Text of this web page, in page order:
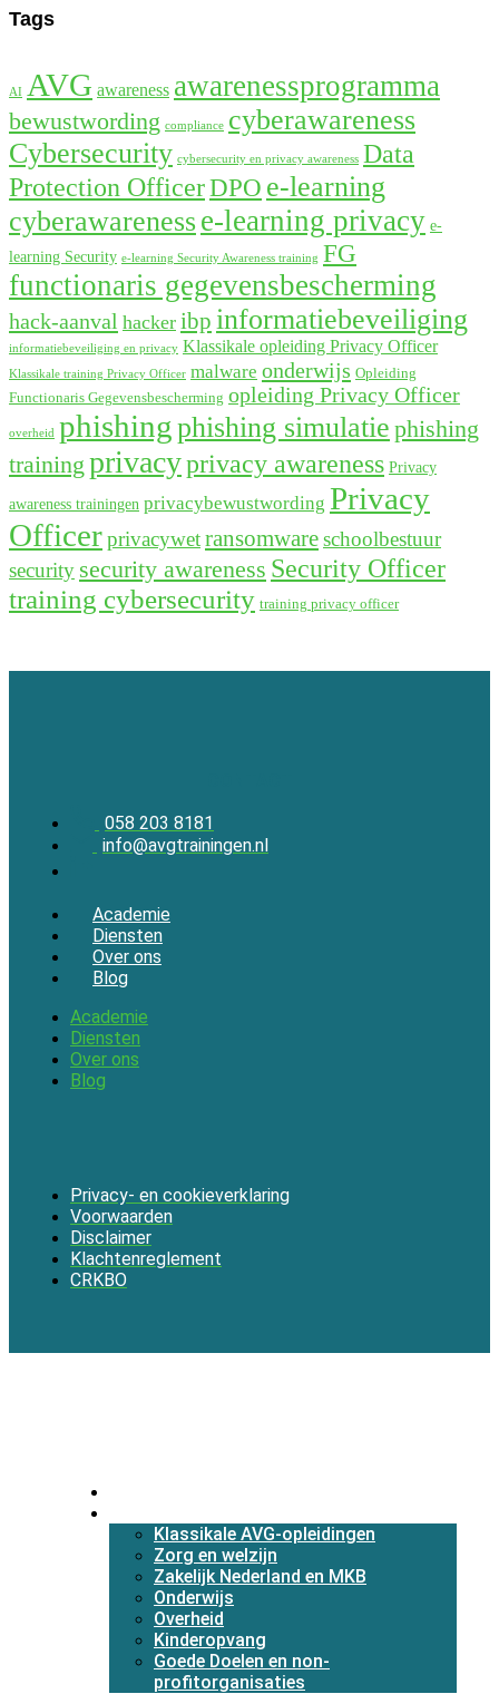
Tags
AI AVG awareness awarenessprogramma
bewustwording compliance cyberawareness
Cybersecurity cybersecurity en privacy awareness Data
Protection OfficerDPO e-learning
cyberawarenesse-learning privacy e-
learning Security e-learning Security Awareness training FG
functionaris gegevensbescherming
hack-aanval hacker ibp informatiebeveiliging
informatiebeveiliging en privacy Klassikale opleiding Privacy Officer
Klassikale training Privacy Officer malware onderwijs Opleiding
Functionaris Gegevensbescherming opleiding Privacy Officer
overheid phishingphishing simulatie phishing
training privacyprivacy awareness Privacy
awareness trainingen privacybewustwording Privacy
Officerprivacywetransomwareschoolbestuur
security security awareness Security Officer
training cybersecurity training privacy officer
058 203 8181
info@avgtrainingen.nl
Academie
Diensten
Over ons
Blog
Academie
Diensten
Over ons
Blog
Privacy- en cookieverklaring
Voorwaarden
Disclaimer
Klachtenreglement
CRKBO
Klassikale AVG-opleidingen
Zorg en welzijn
Zakelijk Nederland en MKB
Onderwijs
Overheid
Kinderopvang
Goede Doelen en non-
profitorganisaties